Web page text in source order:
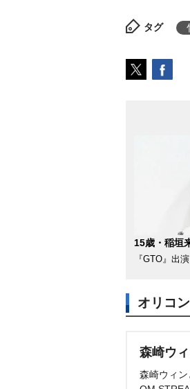
タグ
15歳・稲垣
『GTO』出
オリコ
森崎ウ
森崎ウィ